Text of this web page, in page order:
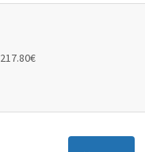
217.80€